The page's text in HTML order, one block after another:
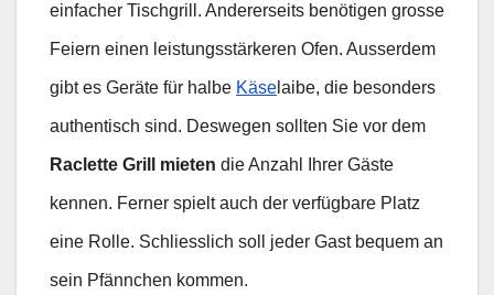
einfacher Tischgrill. Andererseits benötigen grosse
Feiern einen leistungsstärkeren Ofen. Ausserdem
gibt es Geräte für halbe Käse laibe, die besonders
authentisch sind. Deswegen sollten Sie vor dem
Raclette Grill mieten die Anzahl Ihrer Gäste
kennen. Ferner spielt auch der verfügbare Platz
eine Rolle. Schliesslich soll jeder Gast bequem an
sein Pfännchen kommen.